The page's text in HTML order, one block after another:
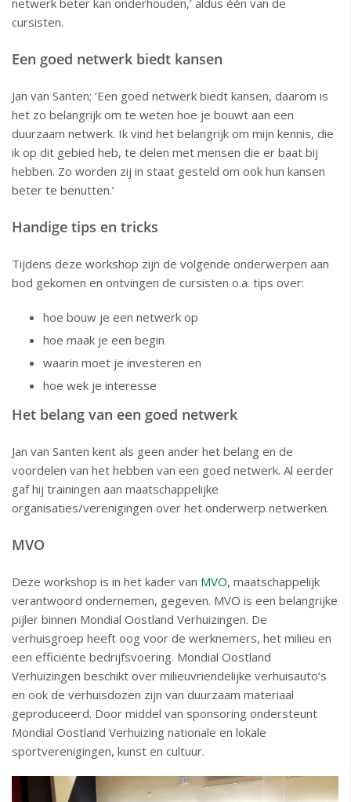
netwerk beter kan onderhouden,’ aldus één van de
cursisten.
Een goed netwerk biedt kansen
Jan van Santen; ‘Een goed netwerk biedt kansen, daarom is
het zo belangrijk om te weten hoe je bouwt aan een
duurzaam netwerk. Ik vind het belangrijk om mijn kennis, die
ik op dit gebied heb, te delen met mensen die er baat bij
hebben. Zo worden zij in staat gesteld om ook hun kansen
beter te benutten.’
Handige tips en tricks
Tijdens deze workshop zijn de volgende onderwerpen aan
bod gekomen en ontvingen de cursisten o.a. tips over:
hoe bouw je een netwerk op
hoe maak je een begin
waarin moet je investeren en
hoe wek je interesse
Het belang van een goed netwerk
Jan van Santen kent als geen ander het belang en de
voordelen van het hebben van een goed netwerk. Al eerder
gaf hij trainingen aan maatschappelijke
organisaties/verenigingen over het onderwerp netwerken.
MVO
Deze workshop is in het kader van MVO, maatschappelijk
verantwoord ondernemen, gegeven. MVO is een belangrijke
pijler binnen Mondial Oostland Verhuizingen. De
verhuisgroep heeft oog voor de werknemers, het milieu en
een efficiënte bedrijfsvoering. Mondial Oostland
Verhuizingen beschikt over milieuvriendelijke verhuisauto’s
en ook de verhuisdozen zijn van duurzaam materiaal
geproduceerd. Door middel van sponsoring ondersteunt
Mondial Oostland Verhuizing nationale en lokale
sportverenigingen, kunst en cultuur.